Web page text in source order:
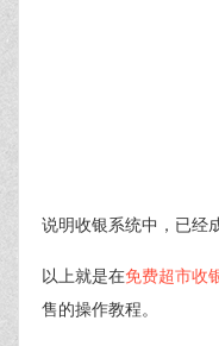
说明收银系统中，已经
以上就是在免费超市收
售的操作教程。